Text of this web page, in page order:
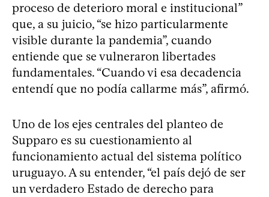
proceso de deterioro moral e institucional”
que, a su juicio, “se hizo particularmente
visible durante la pandemia”, cuando
entiende que se vulneraron libertades
fundamentales. “Cuando vi esa decadencia
entendí que no podía callarme más”, afirmó.
Uno de los ejes centrales del planteo de
Supparo es su cuestionamiento al
funcionamiento actual del sistema político
uruguayo. A su entender, “el país dejó de ser
un verdadero Estado de derecho para